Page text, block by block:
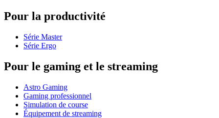
Pour la productivité
Série Master
Série Ergo
Pour le gaming et le streaming
Astro Gaming
Gaming professionnel
Simulation de course
Équipement de streaming